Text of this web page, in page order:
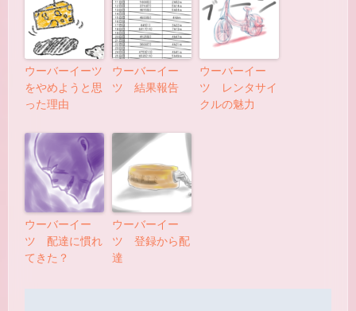
ウーバーイーツ
をやめようと思
った理由
ウーバーイー
ツ 結果報告
ウーバーイー
ツ レンタサイ
クルの魅力
ウーバーイー
ツ 配達に慣れ
てきた？
ウーバーイー
ツ 登録から配
達